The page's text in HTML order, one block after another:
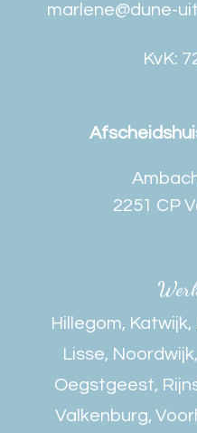
marlene@dune-
KvK:
2251 CP
Hillegom, Katwijk,
Lisse, Noordwijk,
Oegstgeest,
Valkenburg,